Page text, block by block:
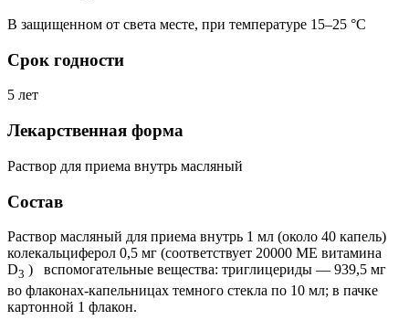
В защищенном от света месте, при температуре 15–25 °C
Срок годности
5 лет
Лекарственная форма
Раствор для приема внутрь масляный
Состав
Раствор масляный для приема внутрь 1 мл (около 40 капель)
колекальциферол 0,5 мг (соответствует 20000 МЕ витамина
D3 ) вспомогательные вещества: триглицериды — 939,5 мг
во флаконах-капельницах темного стекла по 10 мл; в пачке
картонной 1 флакон.